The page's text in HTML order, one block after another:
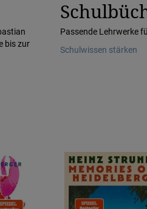
bis zur
Passende Lehrwerke
Schulwissen stärken